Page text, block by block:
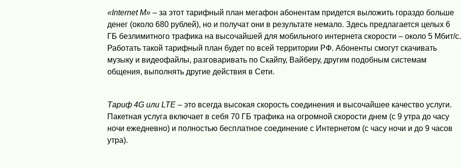
«Internet M» – за этот тарифный план мегафон абонентам придется выложить гораздо больше
денег (около 680 рублей), но и получат они в результате немало. Здесь предлагается целых 6
ГБ безлимитного трафика на высочайшей для мобильного интернета скорости – около 5 Мбит/с.
Работать такой тарифный план будет по всей территории РФ. Абоненты смогут скачивать
музыку и видеофайлы, разговаривать по Скайпу, Вайберу, другим подобным системам
общения, выполнять другие действия в Сети.
Тариф 4G или LTE – это всегда высокая скорость соединения и высочайшее качество услуги.
Пакетная услуга включает в себя 70 ГБ трафика на огромной скорости днем (с 9 утра до часу
ночи ежедневно) и полностью бесплатное соединение с Интернетом (с часу ночи и до 9 часов
утра).